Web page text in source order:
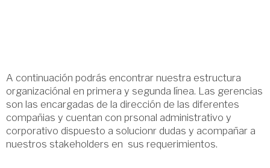
A continuación podrás encontrar nuestra estructura
organizaciónal en primera y segunda línea. Las gerencias
son las encargadas de la dirección de las diferentes
compañias y cuentan con prsonal administrativo y
corporativo dispuesto a solucionr dudas y acompañar a
nuestros stakeholders en sus requerimientos.